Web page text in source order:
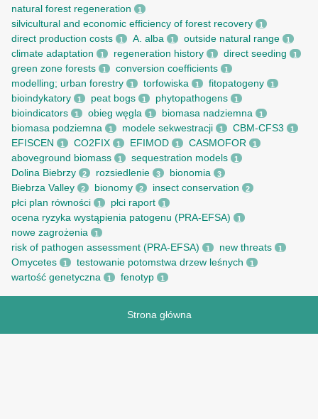
natural forest regeneration 1
silvicultural and economic efficiency of forest recovery 1
direct production costs 1 A. alba 1 outside natural range 1
climate adaptation 1 regeneration history 1 direct seeding 1
green zone forests 1 conversion coefficients 1
modelling; urban forestry 1 torfowiska 1 fitopatogeny 1
bioindykatory 1 peat bogs 1 phytopathogens 1
bioindicators 1 obieg węgla 1 biomasa nadziemna 1
biomasa podziemna 1 modele sekwestracji 1 CBM-CFS3 1
EFISCEN 1 CO2FIX 1 EFIMOD 1 CASMOFOR 1
aboveground biomass 1 sequestration models 1
Dolina Biebrzy 2 rozsiedlenie 3 bionomia 3
Biebrza Valley 2 bionomy 2 insect conservation 2
płci plan równości 1 płci raport 1
ocena ryzyka wystąpienia patogenu (PRA-EFSA) 1
nowe zagrożenia 1
risk of pathogen assessment (PRA-EFSA) 1 new threats 1
Omycetes 1 testowanie potomstwa drzew leśnych 1
wartość genetyczna 1 fenotyp 1
Strona główna